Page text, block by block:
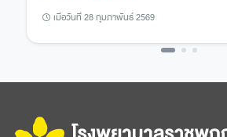
เมื่อวันที่ 28 กุมภาพันธ์ 2569